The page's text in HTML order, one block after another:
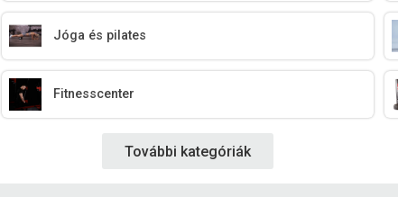
Jóga és pilates
Fitnesscenter
További kategóriák